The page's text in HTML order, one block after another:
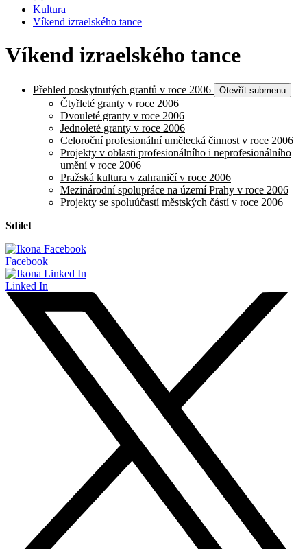
Kultura
Víkend izraelského tance
Víkend izraelského tance
Přehled poskytnutých grantů v roce 2006 Otevřít submenu
Čtyřleté granty v roce 2006
Dvouleté granty v roce 2006
Jednoleté granty v roce 2006
Celoroční profesionální umělecká činnost v roce 2006
Projekty v oblasti profesionálního i neprofesionálního
umění v roce 2006
Pražská kultura v zahraničí v roce 2006
Mezinárodní spolupráce na území Prahy v roce 2006
Projekty se spoluúčastí městských částí v roce 2006
Sdílet
Facebook
Linked In